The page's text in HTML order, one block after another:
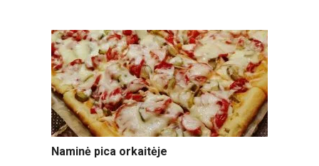
Naminė pica orkaitėje